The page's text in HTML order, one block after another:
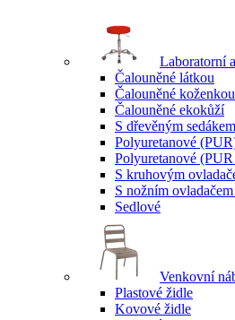
Laboratorní
Čalouněné látkou
Čalouněné koženkou
Čalouněné ekokůží
S dřevěným
Polyuretanové
Polyuretanové
S kruhovým
S nožním
Sedlové
Venkovní
Plastové židle
Kovové židle